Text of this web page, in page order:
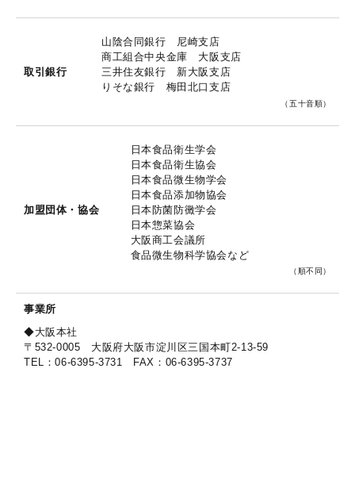
取引銀行
山陰合同銀行 尼崎支店
商工組合中央金庫 大阪支店
三井住友銀行 新大阪支店
りそな銀行 梅田北口支店
（五十音順）
加盟団体・協会
日本食品衛生学会
日本食品衛生協会
日本食品微生物学会
日本食品添加物協会
日本防菌防黴学会
日本惣菜協会
大阪商工会議所
食品微生物科学協会など
（順不同）
事業所
◆大阪本社
〒532-0005 大阪府大阪市淀川区三国本町2-13-59
TEL：06-6395-3731 FAX：06-6395-3737